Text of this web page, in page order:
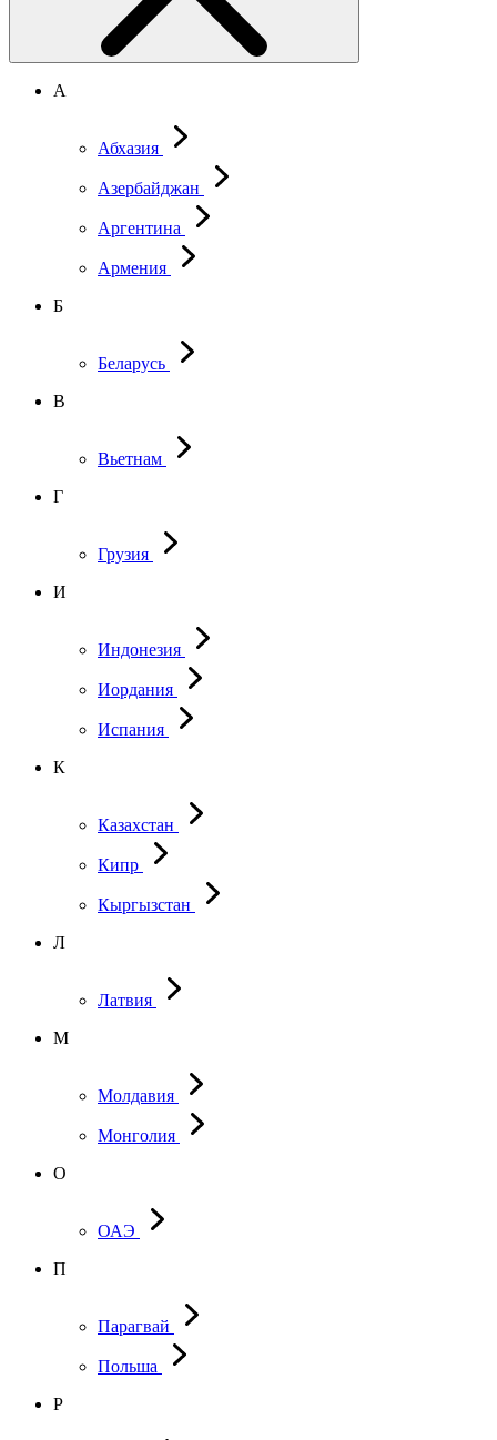
А
Абхазия
Азербайджан
Аргентина
Армения
Б
Беларусь
В
Вьетнам
Г
Грузия
И
Индонезия
Иордания
Испания
К
Казахстан
Кипр
Кыргызстан
Л
Латвия
М
Молдавия
Монголия
О
ОАЭ
П
Парагвай
Польша
Р